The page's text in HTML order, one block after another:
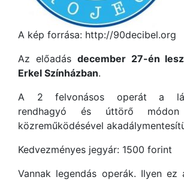
A kép forrása: http://90decibel.org
Az előadás december 27-én
Erkel Színházban.
A 2 felvonásos operát a
rendhagyó és úttörő
közreműködésével
Kedvezményes jegyár: 1500 forint
Vannak legendás operák. Ilyen